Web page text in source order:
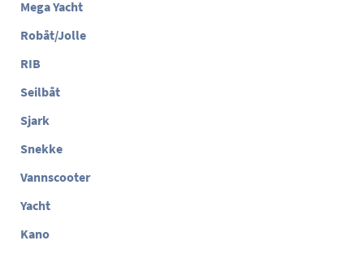
Mega Yacht
Robåt/Jolle
RIB
Seilbåt
Sjark
Snekke
Vannscooter
Yacht
Kano